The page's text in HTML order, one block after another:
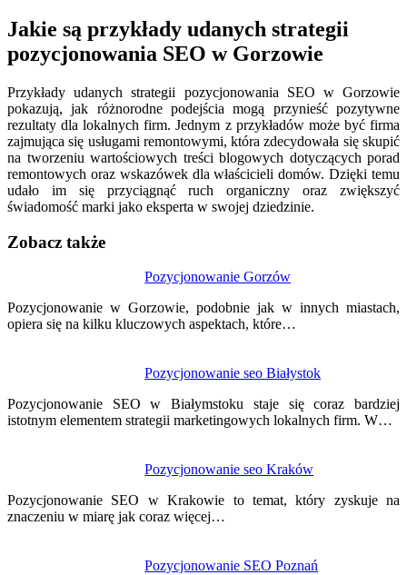
Jakie są przykłady udanych strategii
pozycjonowania SEO w Gorzowie
Przykłady udanych strategii pozycjonowania SEO w Gorzowie
pokazują, jak różnorodne podejścia mogą przynieść pozytywne
rezultaty dla lokalnych firm. Jednym z przykładów może być firma
zajmująca się usługami remontowymi, która zdecydowała się skupić
na tworzeniu wartościowych treści blogowych dotyczących porad
remontowych oraz wskazówek dla właścicieli domów. Dzięki temu
udało im się przyciągnąć ruch organiczny oraz zwiększyć
świadomość marki jako eksperta w swojej dziedzinie.
Zobacz także
Pozycjonowanie Gorzów
Pozycjonowanie w Gorzowie, podobnie jak w innych miastach,
opiera się na kilku kluczowych aspektach, które…
Pozycjonowanie seo Białystok
Pozycjonowanie SEO w Białymstoku staje się coraz bardziej
istotnym elementem strategii marketingowych lokalnych firm. W…
Pozycjonowanie seo Kraków
Pozycjonowanie SEO w Krakowie to temat, który zyskuje na
znaczeniu w miarę jak coraz więcej…
Pozycjonowanie SEO Poznań
wpisu